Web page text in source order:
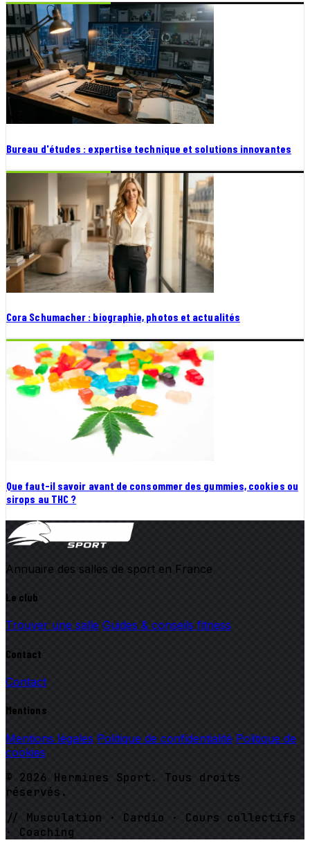
Bureau d'études : expertise technique et solutions innovantes
Cora Schumacher : biographie, photos et actualités
Que faut-il savoir avant de consommer des gummies, cookies ou
sirops au THC ?
Annuaire des salles de sport en France
Le club
Trouver une salle Guides & conseils fitness
Contact
Contact
Mentions
Mentions légales Politique de confidentialité Politique de
cookies
© 2026 Hermines Sport. Tous droits
réservés.
// Musculation · Cardio · Cours collectifs
· Coaching